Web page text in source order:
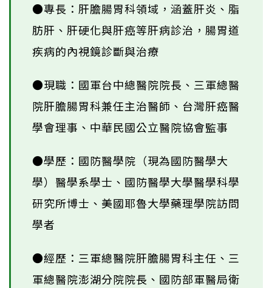
●專長：肝膽腸胃科領域，涵蓋肝炎、脂
肪肝、肝硬化與肝癌等肝病診治，腸胃道
疾病的內視鏡診斷與治療
●現職：國軍台中總醫院院長、三軍總醫
院肝膽腸胃科兼任主治醫師、台灣肝癌醫
學會理事、中華民國公立醫院協會監事
●學歷：國防醫學院（現為國防醫學大
學）醫學系學士、國防醫學大學醫學科學
研究所博士、美國耶魯大學藥理學院訪問
學者
●經歷：三軍總醫院肝膽腸胃科主任、三
軍總醫院澎湖分院院長、國防部軍醫局衛